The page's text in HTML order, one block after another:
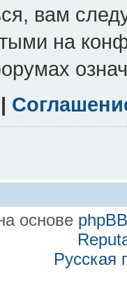
вам
на
основе phpBB
Русская